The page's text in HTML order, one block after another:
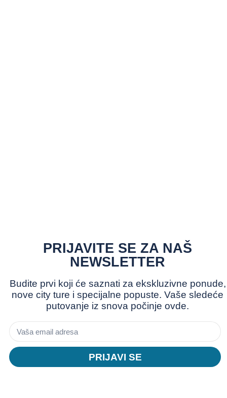
PRIJAVITE SE ZA NAŠ
NEWSLETTER
Budite prvi koji će saznati za ekskluzivne ponude,
nove city ture i specijalne popuste. Vaše sledeće
putovanje iz snova počinje ovde.
PRIJAVI SE